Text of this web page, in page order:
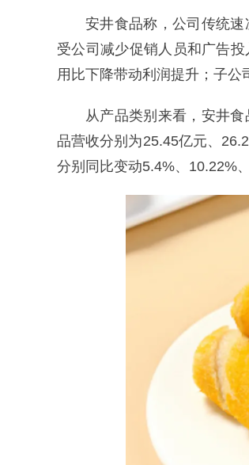
安井食品称，公司传统
受公司减少促销人员和广告
用比下降带动利润提升；子公
从产品类别来看，安井
品营收分别为25.45亿元、
分别同比变动5.4%、10.22%